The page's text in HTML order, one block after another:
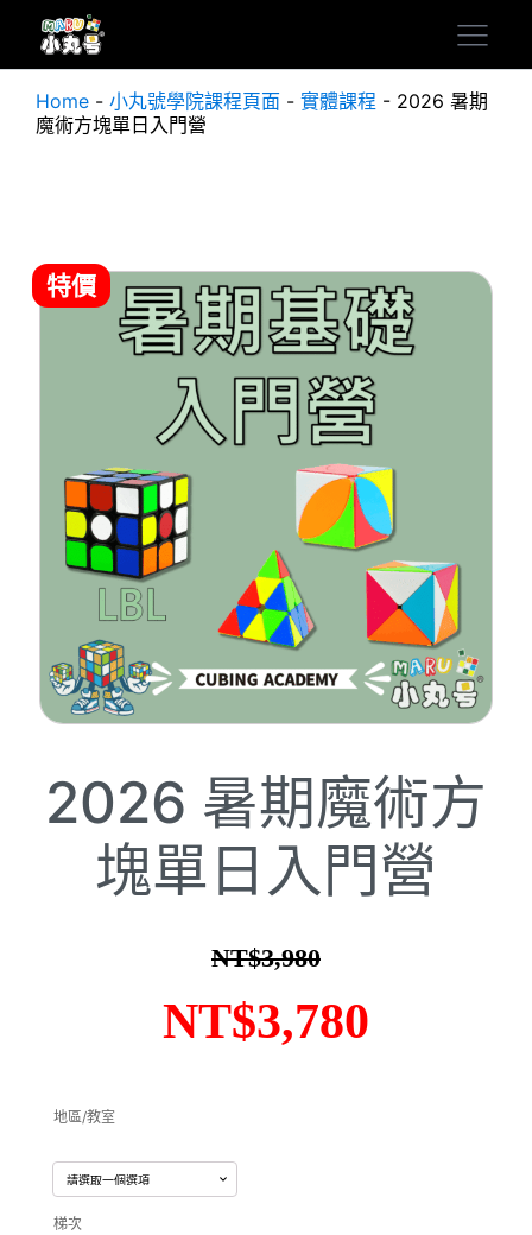
Home - 小丸號學院課程頁面 - 實體課程 - 2026 暑期
魔術方塊單日入門營
特價
2026 暑期魔術方
塊單日入門營
NT$3,980
原
價
NT$3,780
地區/教室
梯次